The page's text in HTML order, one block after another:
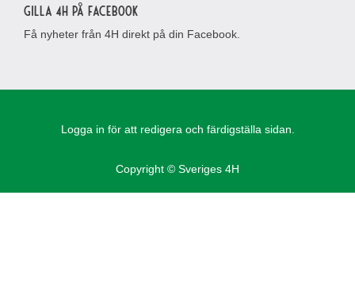
Gilla 4H på Facebook
Få nyheter från 4H direkt på din Facebook.
Logga in för att redigera och färdigställa sidan.
Copyright © Sveriges 4H